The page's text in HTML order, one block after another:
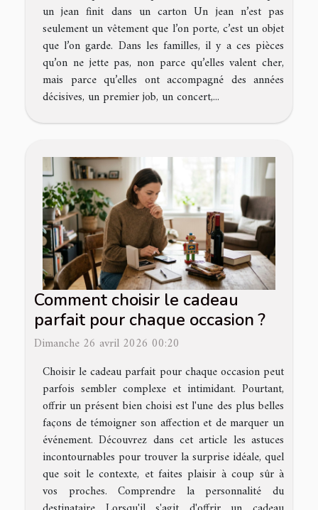
un jean finit dans un carton Un jean n’est pas
seulement un vêtement que l’on porte, c’est un objet
que l’on garde. Dans les familles, il y a ces pièces
qu’on ne jette pas, non parce qu’elles valent cher,
mais parce qu’elles ont accompagné des années
décisives, un premier job, un concert,...
Comment choisir le cadeau
parfait pour chaque occasion ?
Dimanche 26 avril 2026 00:20
Choisir le cadeau parfait pour chaque occasion peut
parfois sembler complexe et intimidant. Pourtant,
offrir un présent bien choisi est l'une des plus belles
façons de témoigner son affection et de marquer un
événement. Découvrez dans cet article les astuces
incontournables pour trouver la surprise idéale, quel
que soit le contexte, et faites plaisir à coup sûr à
vos proches. Comprendre la personnalité du